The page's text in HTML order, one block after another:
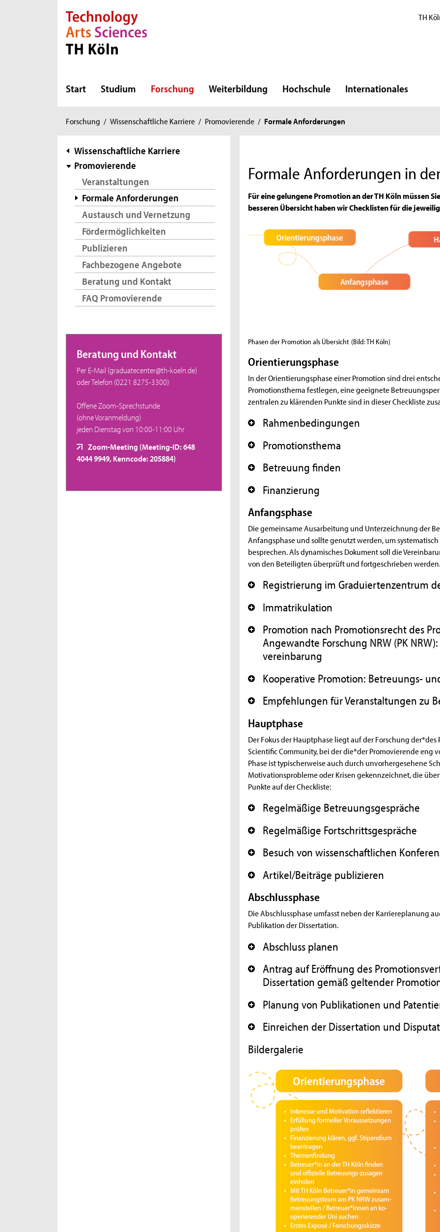
Direkt zur Hauptnavigation
Direkt zur Subnavigation
Direkt zum Inhalt
Direkt zum Fußbereich TH
Start Studium Forschung Weiterbildung Hochschule Internationales
Sie
hier:
Forschung / Wissenschaftliche Karriere / Promovierende / Formale Anforderungen
Subnavigation
Wissenschaftliche Karriere
Promovierende
Veranstaltungen
Formale Anforderungen
Austausch und Vernetzung
Fördermöglichkeiten
Publizieren
Fachbezogene Angebote
Beratung und Kontakt
FAQ Promovierende
Beratung und Kontakt
Per E-Mail (graduatecenter@th-koeln.de)
oder Telefon (0221 8275-3300)
Offene Zoom-Sprechstunde
(ohne Voranmeldung)
jeden Dienstag von 10:00-11:00 Uhr
Zoom-Meeting (Meeting-ID: 648
4044 9949, Kenncode: 205884)
Formale Anforderungen in
Für eine gelungene Promotion an der TH Köln müssen
besseren Übersicht haben wir Checklisten für die
Phasen der Promotion als Übersicht (Bild: TH Köln)
Orientierungsphase
In der Orientierungsphase einer Promotion sind drei
Promotionsthema festlegen, eine geeignete
zentralen zu klärenden Punkte sind in dieser Checkliste
+
Rahmenbedingungen
+
Promotionsthema
+
Betreuung finden
+
Finanzierung
Anfangsphase
Die gemeinsame Ausarbeitung und Unterzeichnung der
Anfangsphase und sollte genutzt werden, um
besprechen. Als dynamisches Dokument soll die
von den Beteiligten überprüft und fortgeschrieben werden.
+
Registrierung im Graduiertenzentrum
+
Immatrikulation
+
Promotion nach Promotionsrecht des
Angewandte Forschung NRW (PK
vereinbarung
+
Kooperative Promotion: Betreuungs-
+
Empfehlungen für Veranstaltungen zu
Hauptphase
Der Fokus der Hauptphase liegt auf der Forschung
Scientific Community, bei der die*der Promovierende eng
Phase ist typischerweise auch durch unvorhergesehene
Motivationsprobleme oder Krisen gekennzeichnet, die
Punkte auf der Checkliste:
+
Regelmäßige Betreuungsgespräche
+
Regelmäßige Fortschrittsgespräche
+
Besuch von wissenschaftlichen
+ Artikel/Beiträge publizieren
Abschlussphase
Die Abschlussphase umfasst neben der Karriereplanung
Publikation der Dissertation.
+ Abschluss planen
+ Antrag auf Eröffnung des
Dissertation gemäß geltender
+
Planung von Publikationen und
+
Einreichen der Dissertation und
Bildergalerie